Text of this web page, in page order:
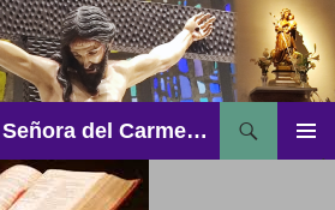
Parroquia Nuestra Señora del Carmen – Aguadulce